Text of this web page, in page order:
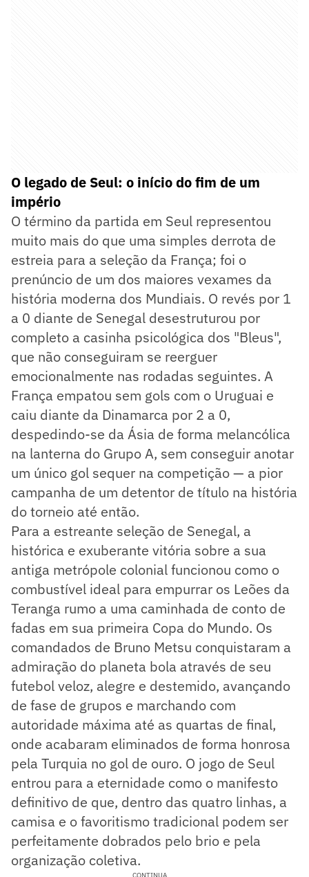
O legado de Seul: o início do fim de um
império
O término da partida em Seul representou
muito mais do que uma simples derrota de
estreia para a seleção da França; foi o
prenúncio de um dos maiores vexames da
história moderna dos Mundiais. O revés por 1
a 0 diante de Senegal desestruturou por
completo a casinha psicológica dos "Bleus",
que não conseguiram se reerguer
emocionalmente nas rodadas seguintes. A
França empatou sem gols com o Uruguai e
caiu diante da Dinamarca por 2 a 0,
despedindo-se da Ásia de forma melancólica
na lanterna do Grupo A, sem conseguir anotar
um único gol sequer na competição — a pior
campanha de um detentor de título na história
do torneio até então.
Para a estreante seleção de Senegal, a
histórica e exuberante vitória sobre a sua
antiga metrópole colonial funcionou como o
combustível ideal para empurrar os Leões da
Teranga rumo a uma caminhada de conto de
fadas em sua primeira Copa do Mundo. Os
comandados de Bruno Metsu conquistaram a
admiração do planeta bola através de seu
futebol veloz, alegre e destemido, avançando
de fase de grupos e marchando com
autoridade máxima até as quartas de final,
onde acabaram eliminados de forma honrosa
pela Turquia no gol de ouro. O jogo de Seul
entrou para a eternidade como o manifesto
definitivo de que, dentro das quatro linhas, a
camisa e o favoritismo tradicional podem ser
perfeitamente dobrados pelo brio e pela
organização coletiva.
CONTINUA